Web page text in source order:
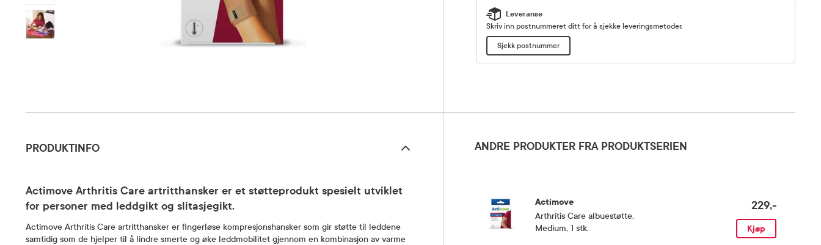
Leveranse
Skriv inn postnummeret ditt for å sjekke leveringsmetoder.
Sjekk postnummer
PRODUKTINFO
Actimove Arthritis Care artritthansker er et støtteprodukt spesielt utviklet
for personer med leddgikt og slitasjegikt.
Actimove Arthritis Care artritthansker er fingerløse kompresjonshansker som gir støtte til leddene
samtidig som de hjelper til å lindre smerte og øke leddmobilitet gjennom en kombinasjon av varme
ANDRE PRODUKTER FRA PRODUKTSERIEN
Actimove
Arthritis Care albuestøtte,
Medium, 1 stk.
229,-
Kjøp